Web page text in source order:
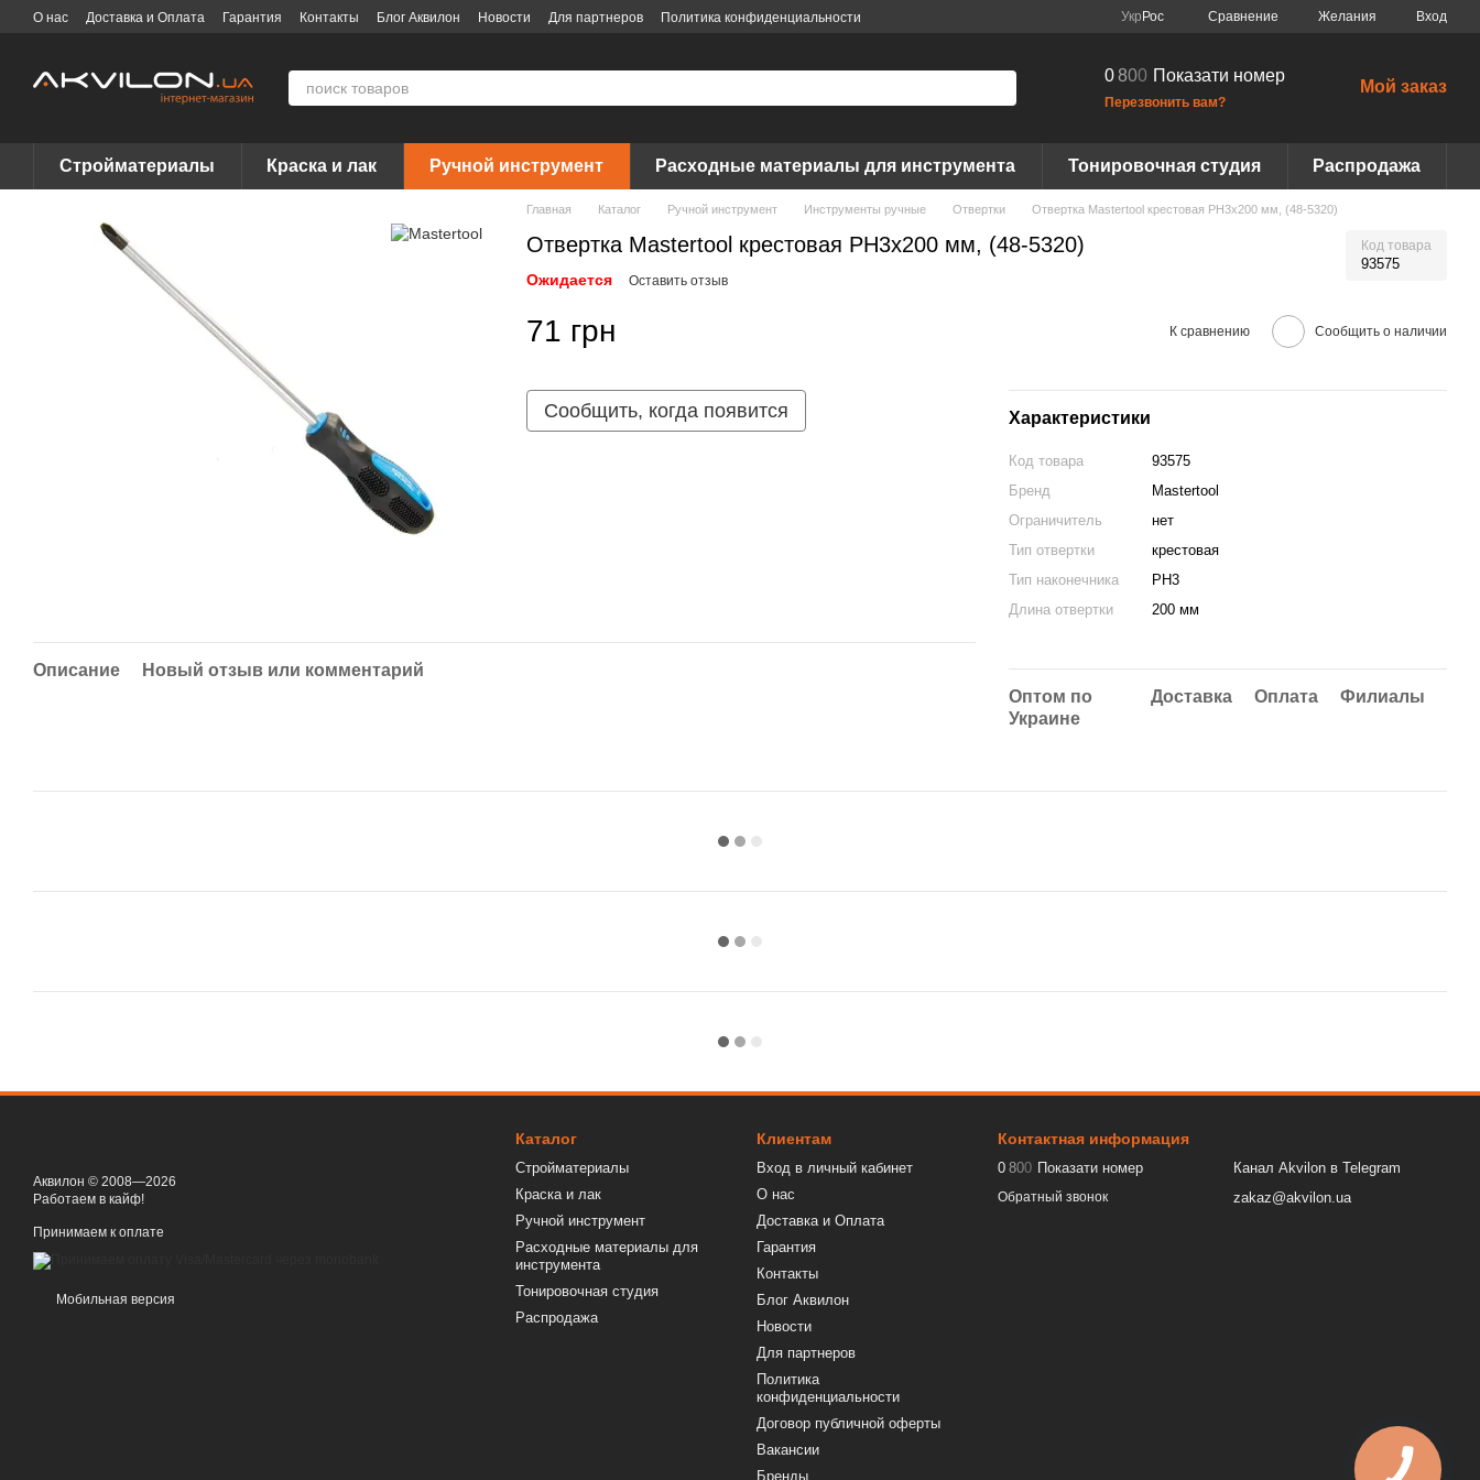
Перейти к основному контенту
О нас Доставка и Оплата Гарантия Контакты Блог Аквилон Новости Для партнеров
Политика конфиденциальности
Укр Рос Сравнение Желания Вход
0800 Показати номер
Перезвонить вам?
Мой заказ
Стройматериалы Краска и лак Ручной инструмент Расходные материалы для инструмента Тонировочная студия Распродажа
Главная Каталог Ручной инструмент Инструменты ручные Отвертки Отвертка Mastertool крестовая РН3х200 мм, (48-5320)
Отвертка Mastertool крестовая РН3х200 мм, (48-5320) Код товара
93575
Ожидается Оставить отзыв
71 грн К сравнению Сообщить о наличии
Сообщить, когда появится Характеристики
Код товара
93575
Бренд
Mastertool
Ограничитель
нет
Тип отвертки
крестовая
Тип наконечника
PH3
Длина отвертки
200 мм
Оптом по
Украине
Доставка Оплата Филиалы
Описание Новый отзыв или комментарий
Аквилон © 2008—2026
Работаем в кайф!
Принимаем к оплате
Мобильная версия
Каталог
Стройматериалы
Краска и лак
Ручной инструмент
Расходные материалы для
инструмента
Тонировочная студия
Распродажа
Клиентам
Вход в личный кабинет
О нас
Доставка и Оплата
Гарантия
Контакты
Блог Аквилон
Новости
Для партнеров
Политика
конфиденциальности
Договор публичной оферты
Вакансии
Бренды
Контактная информация
0 800 Показати номер
Обратный звонок
Канал Akvilon в Telegram
zakaz@akvilon.ua